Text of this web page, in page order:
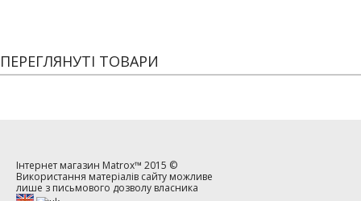
ПЕРЕГЛЯНУТІ ТОВАРИ
Інтернет магазин Matrox™ 2015 ©
Використання матеріалів сайту можливе
лише з письмового дозволу власника